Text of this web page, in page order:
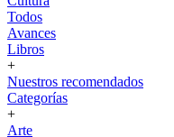
Todos
Avances
Libros
+
Nuestros recomendados
Categorías
+
Arte